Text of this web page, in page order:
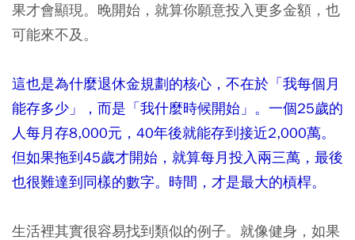
果才會顯現。晚開始，就算你願意投入更多金額，也
可能來不及。
這也是為什麼退休金規劃的核心，不在於「我每個月
能存多少」，而是「我什麼時候開始」。一個25歲的
人每月存8,000元，40年後就能存到接近2,000萬。
但如果拖到45歲才開始，就算每月投入兩三萬，最後
也很難達到同樣的數字。時間，才是最大的槓桿。
生活裡其實很容易找到類似的例子。就像健身，如果